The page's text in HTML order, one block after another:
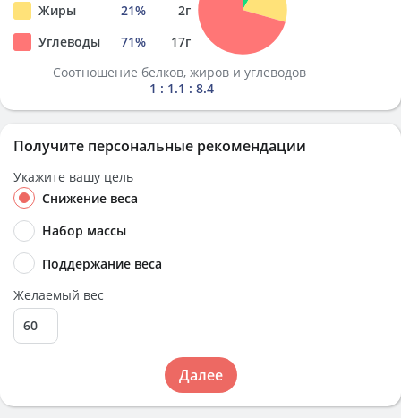
Жиры
21% 2г
Углеводы
71% 17г
Соотношение белков, жиров и углеводов
1 : 1.1 : 8.4
Получите персональные рекомендации
Укажите вашу цель
Снижение веса
Набор массы
Поддержание веса
Желаемый вес
Далее